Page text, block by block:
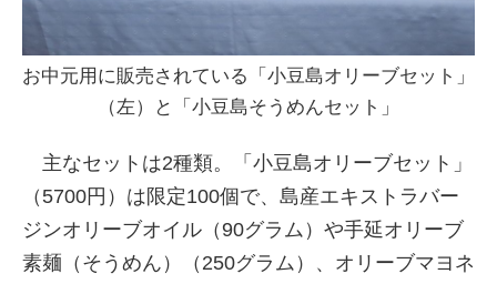
お中元用に販売されている「小豆島オリーブセット」
（左）と「小豆島そうめんセット」
主なセットは2種類。「小豆島オリーブセット」
（5700円）は限定100個で、島産エキストラバー
ジンオリーブオイル（90グラム）や手延オリーブ
素麺（そうめん）（250グラム）、オリーブマヨネ